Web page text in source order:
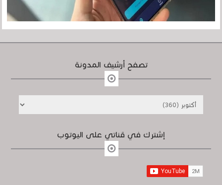
تصفح أرشيف المدونة
إشترك في قناتي على اليوتوب